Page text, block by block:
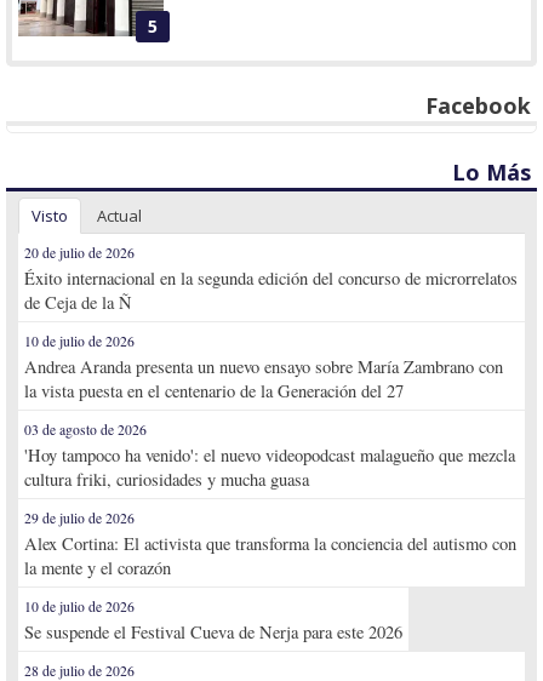
5
Facebook
Lo Más
Visto Actual
20 de julio de 2026
Éxito internacional en la segunda edición del concurso de microrrelatos
de Ceja de la Ñ
10 de julio de 2026
Andrea Aranda presenta un nuevo ensayo sobre María Zambrano con
la vista puesta en el centenario de la Generación del 27
03 de agosto de 2026
'Hoy tampoco ha venido': el nuevo videopodcast malagueño que mezcla
cultura friki, curiosidades y mucha guasa
29 de julio de 2026
Alex Cortina: El activista que transforma la conciencia del autismo con
la mente y el corazón
10 de julio de 2026
Se suspende el Festival Cueva de Nerja para este 2026
28 de julio de 2026